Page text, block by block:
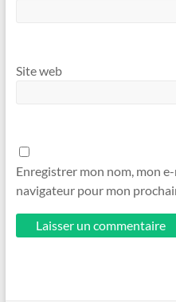
Site web
Enregistrer mon nom, mon
navigateur pour mon